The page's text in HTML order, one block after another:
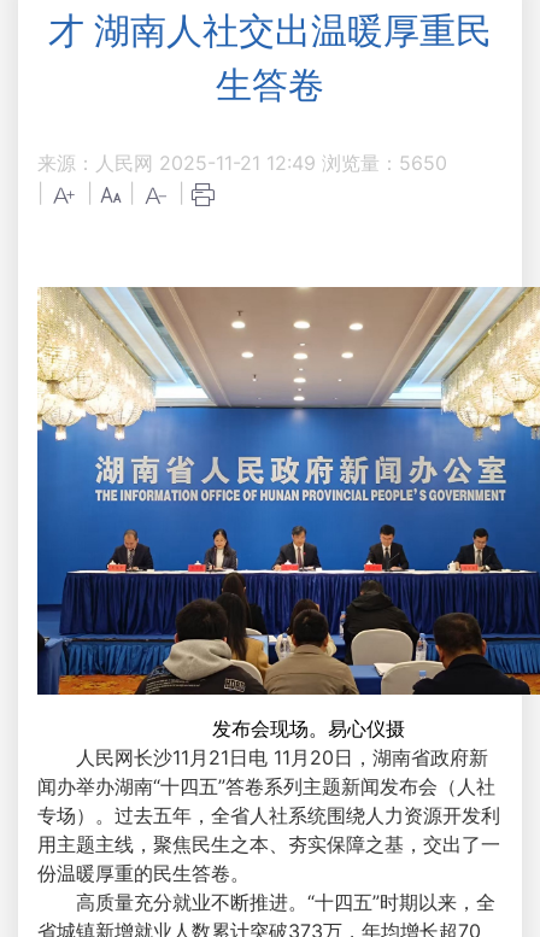
才 湖南人社交出温暖厚重民
生答卷
来源：人民网 2025-11-21 12:49 浏览量： 5650
发布会现场。易心仪摄
人民网长沙11月21日电 11月20日，湖南省政府新
闻办举办湖南“十四五”答卷系列主题新闻发布会（人社
专场）。过去五年，全省人社系统围绕人力资源开发利
用主题主线，聚焦民生之本、夯实保障之基，交出了一
份温暖厚重的民生答卷。
高质量充分就业不断推进。“十四五”时期以来，全
省城镇新增就业人数累计突破373万，年均增长超70